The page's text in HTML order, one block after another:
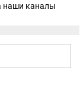
наши каналы